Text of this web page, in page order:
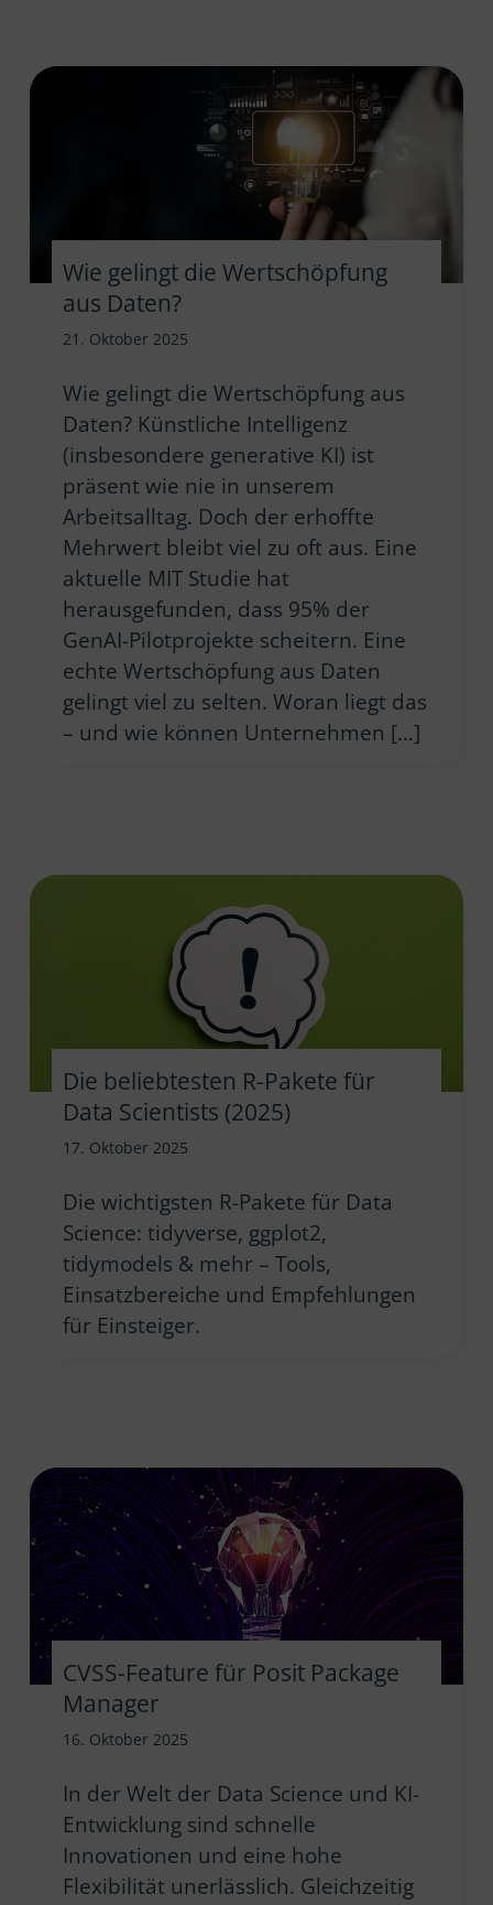
Wie gelingt die Wertschöpfung
aus Daten?
21. Oktober 2025
Wie gelingt die Wertschöpfung aus
Daten? Künstliche Intelligenz
(insbesondere generative KI) ist
präsent wie nie in unserem
Arbeitsalltag. Doch der erhoffte
Mehrwert bleibt viel zu oft aus. Eine
aktuelle MIT Studie hat
herausgefunden, dass 95% der
GenAI-Pilotprojekte scheitern. Eine
echte Wertschöpfung aus Daten
gelingt viel zu selten. Woran liegt das
– und wie können Unternehmen […]
Die beliebtesten R-Pakete für
Data Scientists (2025)
17. Oktober 2025
Die wichtigsten R-Pakete für Data
Science: tidyverse, ggplot2,
tidymodels & mehr – Tools,
Einsatzbereiche und Empfehlungen
für Einsteiger.
CVSS-Feature für Posit Package
Manager
16. Oktober 2025
In der Welt der Data Science und KI-
Entwicklung sind schnelle
Innovationen und eine hohe
Flexibilität unerlässlich. Gleichzeitig